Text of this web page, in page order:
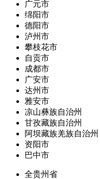
广元市
绵阳市
德阳市
泸州市
攀枝花市
自贡市
成都市
广安市
达州市
雅安市
凉山彝族自治州
甘孜藏族自治州
阿坝藏族羌族自治州
资阳市
巴中市
全贵州省